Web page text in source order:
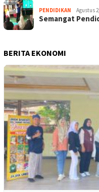
PENDIDIKAN Agustus
Semangat
BERITA EKONOMI